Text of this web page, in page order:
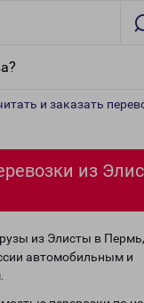
и заказать
из
из Элисты в
автомобильным и